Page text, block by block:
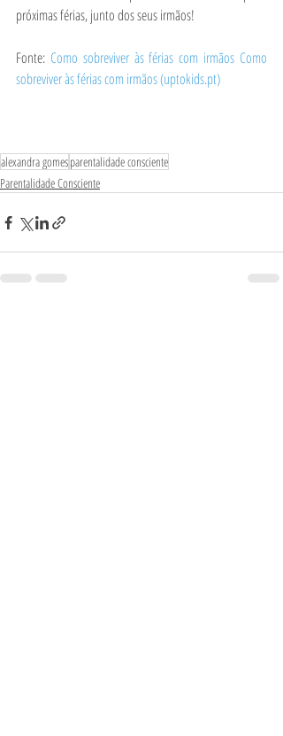
próximas férias, junto dos seus irmãos!
Fonte: Como sobreviver às férias com irmãos Como
sobreviver às férias com irmãos (uptokids.pt)
alexandra gomesparentalidade consciente
Parentalidade Consciente